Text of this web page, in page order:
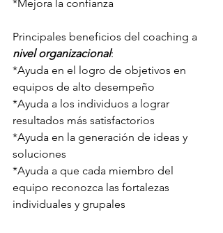
*Mejora la confianza
Principales beneficios del coaching a
nivel organizacional:
*Ayuda en el logro de objetivos en
equipos de alto desempeño
*Ayuda a los individuos a lograr
resultados más satisfactorios
*Ayuda en la generación de ideas y
soluciones
*Ayuda a que cada miembro del
equipo reconozca las fortalezas
individuales y grupales